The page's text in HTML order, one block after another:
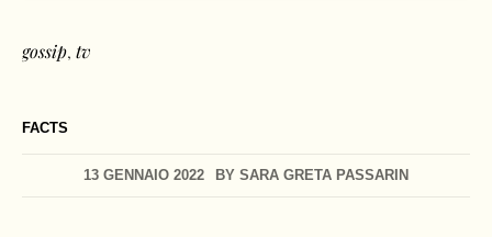
FACTS
13 GENNAIO 2022 BY SARA GRETA PASSARIN
gossip, tv